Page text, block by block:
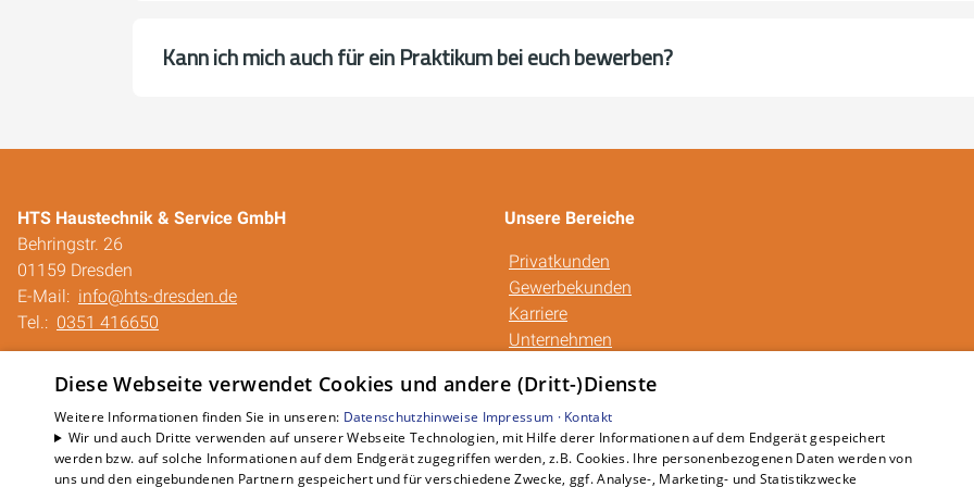
Kann ich mich auch für ein Praktikum bei euch bewerben?
HTS Haustechnik & Service GmbH
Behringstr. 26
01159 Dresden
E-Mail: info@hts-dresden.de
Tel.: 0351 416650
Barrierefreiheitserklärung
Datenschutzerklärung
AGB
QUALICO
Unsere Bereiche
Privatkunden
Gewerbekunden
Karriere
Unternehmen
Diese Webseite verwendet Cookies und andere (Dritt-)Dienste
Weitere Informationen finden Sie in unseren: Datenschutzhinweise Impressum · Kontakt
Wir und auch Dritte verwenden auf unserer Webseite Technologien, mit Hilfe derer Informationen auf dem Endgerät gespeichert
werden bzw. auf solche Informationen auf dem Endgerät zugegriffen werden, z.B. Cookies. Ihre personenbezogenen Daten werden von
uns und den eingebundenen Partnern gespeichert und für verschiedene Zwecke, ggf. Analyse-, Marketing- und Statistikzwecke